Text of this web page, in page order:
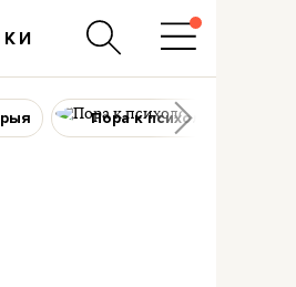
Пора к психологу